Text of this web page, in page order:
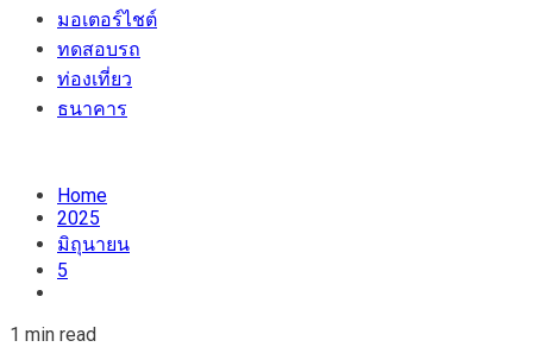
มอเตอร์ไชต์
ทดสอบรถ
ท่องเที่ยว
ธนาคาร
Home
2025
มิถุนายน
5
1 min read